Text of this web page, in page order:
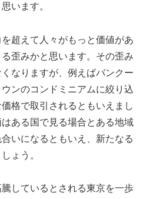
います。
超えて人々がもっと価値があ
歪みかと思います。その歪み
なりますが、例えばバンクー
ンのコンドミニアムに絞り込
格で取引されるともいえまし
ある国で見る場合とある地域
いになるともいえ、新たなる
ょう。
しているとされる東京を一歩